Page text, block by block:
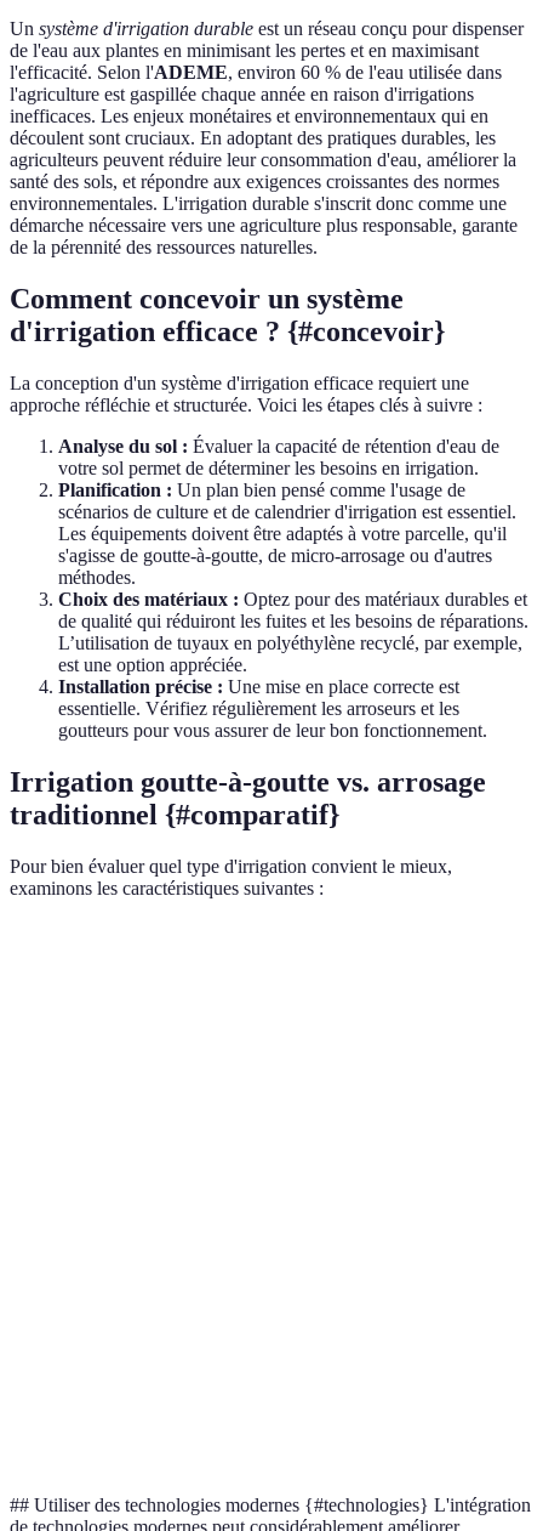
Un système d'irrigation durable est un réseau conçu pour dispenser
de l'eau aux plantes en minimisant les pertes et en maximisant
l'efficacité. Selon l'ADEME, environ 60 % de l'eau utilisée dans
l'agriculture est gaspillée chaque année en raison d'irrigations
inefficaces. Les enjeux monétaires et environnementaux qui en
découlent sont cruciaux. En adoptant des pratiques durables, les
agriculteurs peuvent réduire leur consommation d'eau, améliorer la
santé des sols, et répondre aux exigences croissantes des normes
environnementales. L'irrigation durable s'inscrit donc comme une
démarche nécessaire vers une agriculture plus responsable, garante
de la pérennité des ressources naturelles.
Comment concevoir un système
d'irrigation efficace ? {#concevoir}
La conception d'un système d'irrigation efficace requiert une
approche réfléchie et structurée. Voici les étapes clés à suivre :
Analyse du sol : Évaluer la capacité de rétention d'eau de
votre sol permet de déterminer les besoins en irrigation.
Planification : Un plan bien pensé comme l'usage de
scénarios de culture et de calendrier d'irrigation est essentiel.
Les équipements doivent être adaptés à votre parcelle, qu'il
s'agisse de goutte-à-goutte, de micro-arrosage ou d'autres
méthodes.
Choix des matériaux : Optez pour des matériaux durables et
de qualité qui réduiront les fuites et les besoins de réparations.
L’utilisation de tuyaux en polyéthylène recyclé, par exemple,
est une option appréciée.
Installation précise : Une mise en place correcte est
essentielle. Vérifiez régulièrement les arroseurs et les
goutteurs pour vous assurer de leur bon fonctionnement.
Irrigation goutte-à-goutte vs. arrosage
traditionnel {#comparatif}
Pour bien évaluer quel type d'irrigation convient le mieux,
examinons les caractéristiques suivantes :
## Utiliser des technologies modernes {#technologies} L'intégration
de technologies modernes peut considérablement améliorer